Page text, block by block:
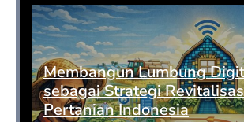
Membangun Lumbung
sebagai Strategi
Pertanian Indonesia